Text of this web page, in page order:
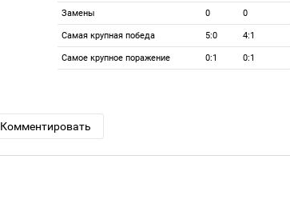
Замены 0 0
Самая крупная победа 5:0 4:1
Самое крупное поражение 0:1 0:1
Комментировать